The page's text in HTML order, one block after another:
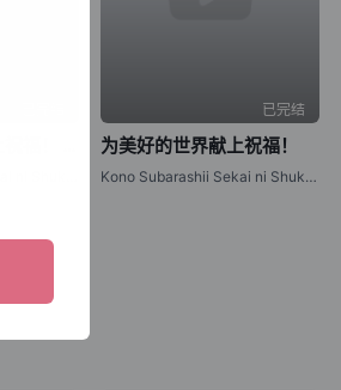
已完结
为美好的世界献上祝福！
Kono Subarashii Sekai ni Shukufuku o!,祝福这个美好的世界！,このすば